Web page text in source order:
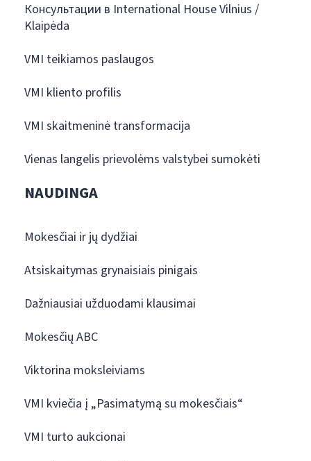
Консультации в International House Vilnius /
Klaipėda
VMI teikiamos paslaugos
VMI kliento profilis
VMI skaitmeninė transformacija
Vienas langelis prievolėms valstybei sumokėti
NAUDINGA
Mokesčiai ir jų dydžiai
Atsiskaitymas grynaisiais pinigais
Dažniausiai užduodami klausimai
Mokesčių ABC
Viktorina moksleiviams
VMI kviečia į „Pasimatymą su mokesčiais“
VMI turto aukcionai